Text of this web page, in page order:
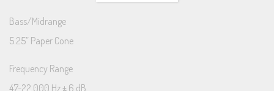
Bass/Midrange
5.25” Paper Cone
Frequency Range
47-22.000 Hz ± 6 dB